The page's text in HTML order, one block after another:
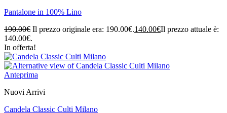
Pantalone in 100% Lino
190.00€ Il prezzo originale era: 190.00€.140.00€Il prezzo attuale è:
140.00€.
In offerta!
Anteprima
Nuovi Arrivi
Candela Classic Culti Milano